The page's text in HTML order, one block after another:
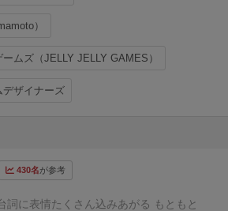
）
ムズ（JELLY JELLY GAMES）
デザイナーズ
430名が参考
詞に表情たくさん込みあがる もともと